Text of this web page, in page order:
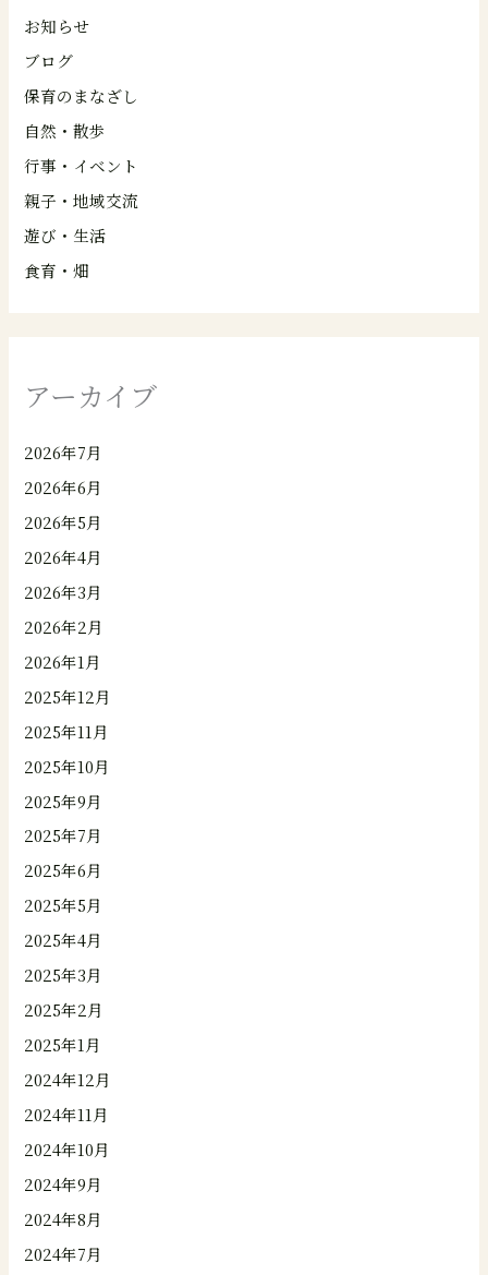
お知らせ
ブログ
保育のまなざし
自然・散歩
行事・イベント
親子・地域交流
遊び・生活
食育・畑
アーカイブ
2026年7月
2026年6月
2026年5月
2026年4月
2026年3月
2026年2月
2026年1月
2025年12月
2025年11月
2025年10月
2025年9月
2025年7月
2025年6月
2025年5月
2025年4月
2025年3月
2025年2月
2025年1月
2024年12月
2024年11月
2024年10月
2024年9月
2024年8月
2024年7月